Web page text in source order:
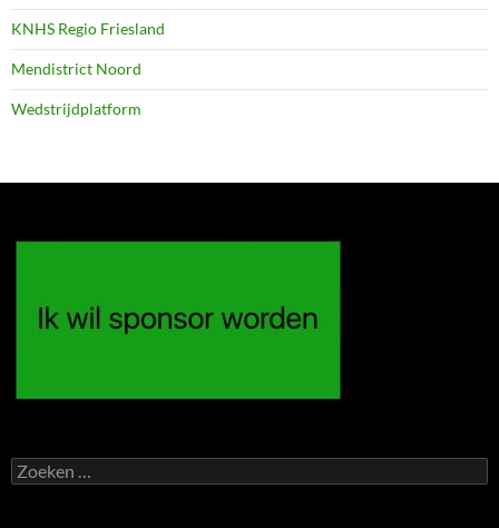
KNHS Regio Friesland
Mendistrict Noord
Wedstrijdplatform
Zoeken
naar: